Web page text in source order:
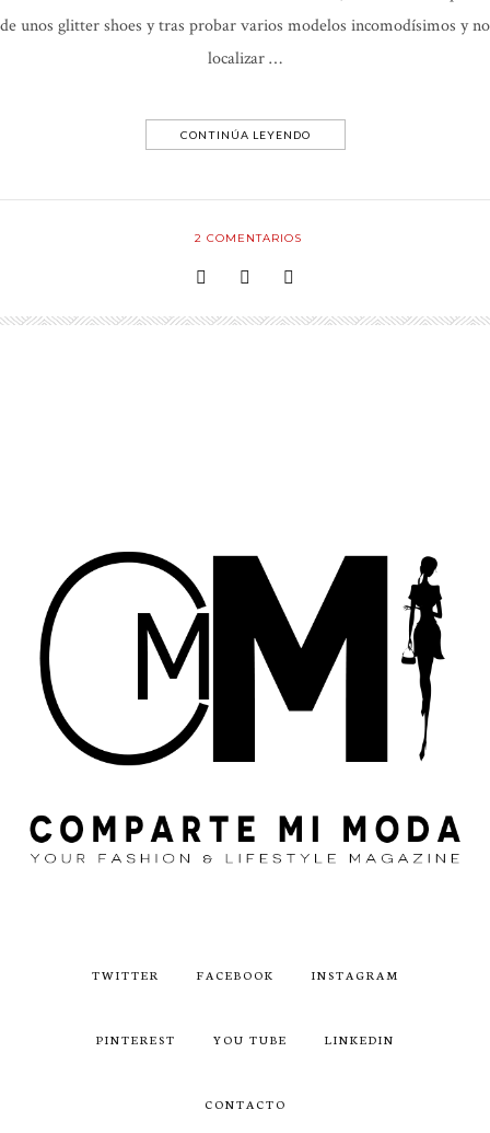
de unos glitter shoes y tras probar varios modelos incomodísimos y no
localizar …
CONTINÚA LEYENDO
2 COMENTARIOS
TWITTER FACEBOOK INSTAGRAM
PINTEREST YOU TUBE LINKEDIN
CONTACTO